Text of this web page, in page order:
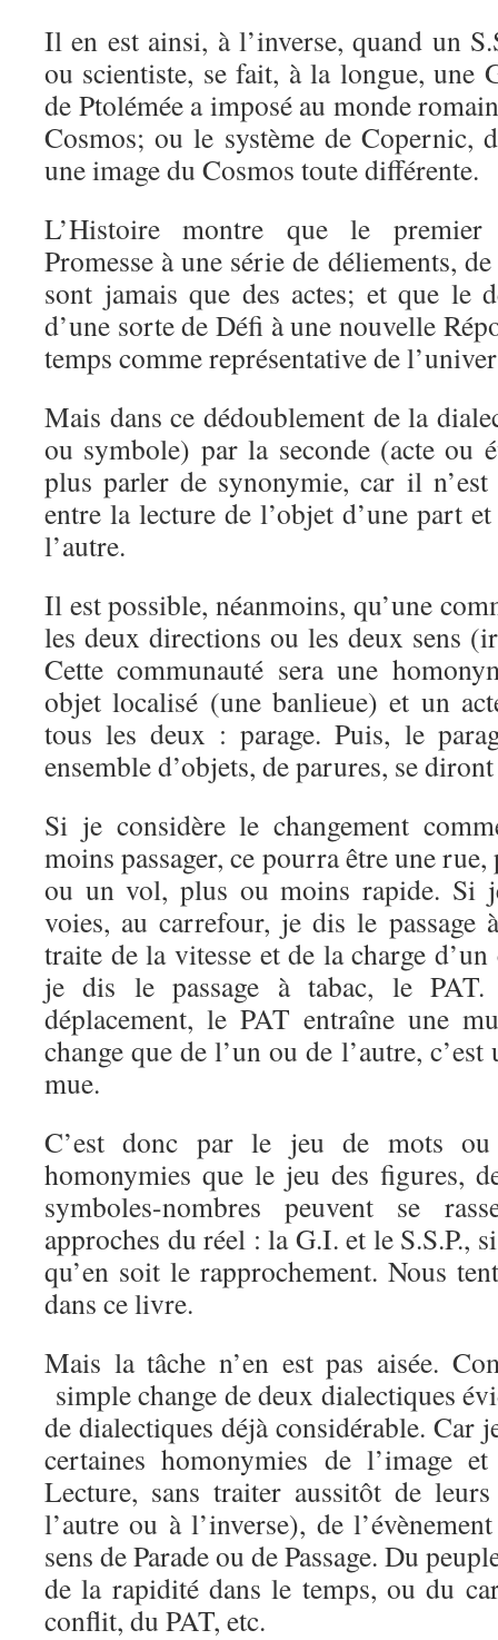
Il en est ainsi, à l’inverse, quand un
ou scientiste, se fait, à la longue, une
de Ptolémée a imposé au monde
Cosmos; ou le système de Copernic,
une image du Cosmos toute différente.
L’Histoire montre que le premier
Promesse à une série de déliements,
sont jamais que des actes; et que le
d’une sorte de Défi à une nouvelle
temps comme représentative de
Mais dans ce dédoublement de la
ou symbole) par la seconde (acte ou
plus parler de synonymie, car il
entre la lecture de l’objet d’une part
l’autre.
Il est possible, néanmoins, qu’une
les deux directions ou les deux sens
Cette communauté sera une
objet localisé (une banlieue) et un
tous les deux : parage. Puis, le
ensemble d’objets, de parures, se
Si je considère le changement
moins passager, ce pourra être une
ou un vol, plus ou moins rapide. Si
voies, au carrefour, je dis le passage
traite de la vitesse et de la charge
je dis le passage à tabac, le
déplacement, le PAT entraîne une
change que de l’un ou de l’autre,
mue.
C’est donc par le jeu de mots
homonymies que le jeu des figures,
symboles-nombres peuvent se
approches du réel : la G.I. et le S.S.P.,
qu’en soit le rapprochement. Nous
dans ce livre.
Mais la tâche n’en est pas aisée.
simple change de deux dialectiques
de dialectiques déjà considérable. Car
certaines homonymies de l’image
Lecture, sans traiter aussitôt de
l’autre ou à l’inverse), de
sens de Parade ou de Passage. Du
de la rapidité dans le temps, ou du
conflit, du PAT, etc.